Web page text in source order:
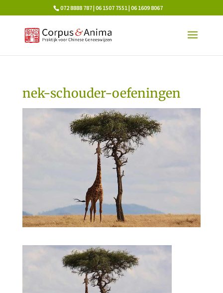
072 8888 787 | 06 1507 7551 | 06 1609 8067
nek-schouder-oefeningen